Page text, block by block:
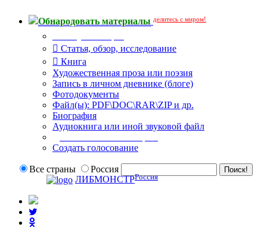
Обнародовать материалы делитесь с миром!
Статья, обзор, исследование
Книга
Художественная проза или поэзия
Запись в личном дневнике (блоге)
Фотодокументы
Файл(ы): PDF\DOC\RAR\ZIP и др.
Биография
Аудиокнига или иной звуковой файл
Создать голосование
Все страны
Россия
ЛИБМОНСТРРоссия